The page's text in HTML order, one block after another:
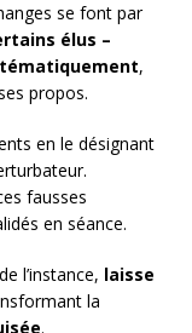
se font par
élus –
,
propos.
en le désignant
fausses
en séance.
l’instance, laisse
la
.